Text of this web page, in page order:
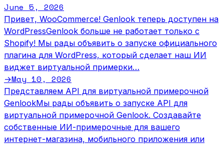
June 5, 2026
Привет, WooCommerce! Genlook теперь доступен на
WordPressGenlook больше не работает только с
Shopify! Мы рады объявить о запуске официального
плагина для WordPress, который сделает наш ИИ
виджет виртуальной примерки…
→May 10, 2026
Представляем API для виртуальной примерочной
GenlookМы рады объявить о запуске API для
виртуальной примерочной Genlook. Создавайте
собственные ИИ-примерочные для вашего
интернет-магазина, мобильного приложения или